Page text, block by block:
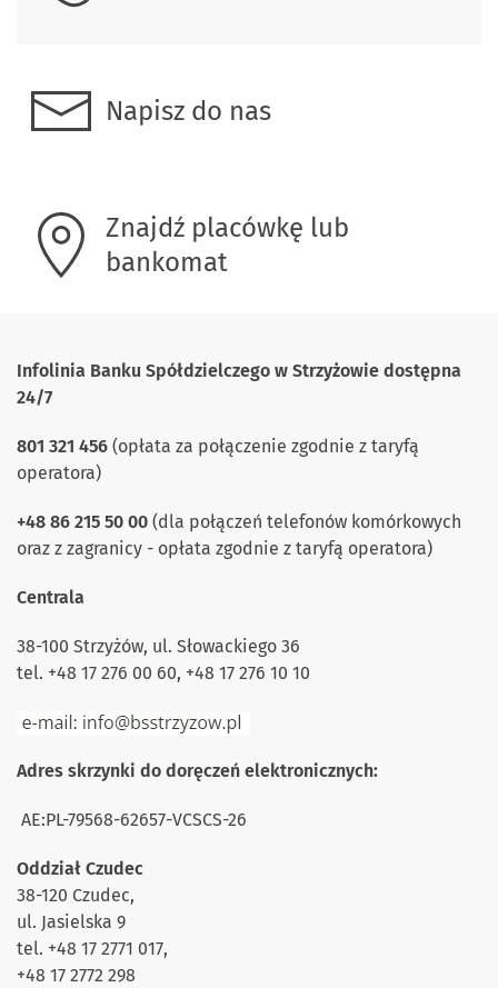
Napisz do nas
Znajdź placówkę lub
bankomat
Infolinia Banku Spółdzielczego w Strzyżowie dostępna
24/7
801 321 456 (opłata za połączenie zgodnie z taryfą
operatora)
+48 86 215 50 00 (dla połączeń telefonów komórkowych
oraz z zagranicy - opłata zgodnie z taryfą operatora)
Centrala
38-100 Strzyżów, ul. Słowackiego 36
tel. +48 17 276 00 60, +48 17 276 10 10
Adres skrzynki do doręczeń elektronicznych:
AE:PL-79568-62657-VCSCS-26
Oddział Czudec
38-120 Czudec,
ul. Jasielska 9
tel. +48 17 2771 017,
+48 17 2772 298